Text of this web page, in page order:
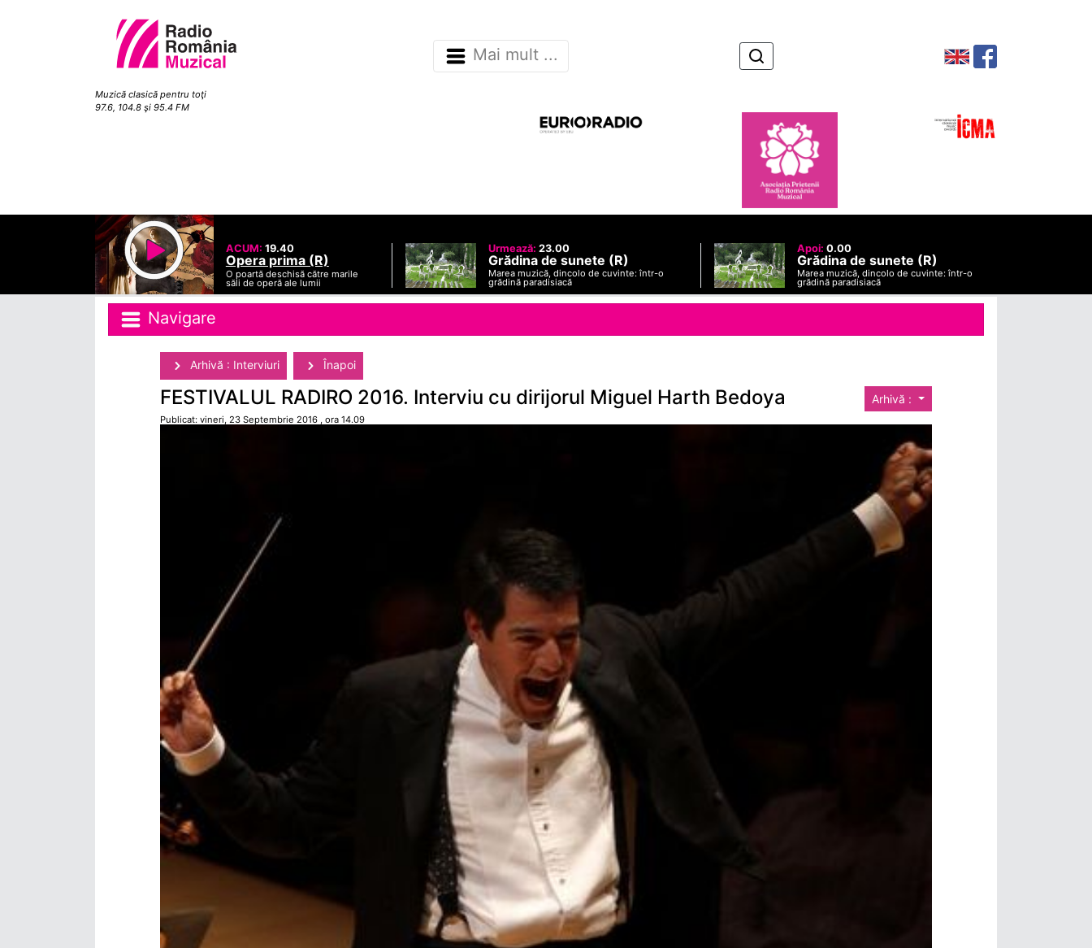
Muzică clasică pentru toţi
97.6, 104.8 şi 95.4 FM
Mai mult ...
ACUM: 19.40
Opera prima (R)
O poartă deschisă către marile
săli de operă ale lumii
Urmează: 23.00
Grădina de sunete (R)
Marea muzică, dincolo de cuvinte: într-o
grădină paradisiacă
Apoi: 0.00
Grădina de sunete (R)
Marea muzică, dincolo de cuvinte: într-o
grădină paradisiacă
Navigare
Arhivă : Interviuri Înapoi
Arhivă :
FESTIVALUL RADIRO 2016. Interviu cu dirijorul Miguel Harth Bedoya
Publicat: vineri, 23 Septembrie 2016 , ora 14.09